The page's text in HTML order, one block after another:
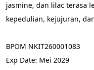
jasmine, dan lilac terasa
kepedulian, kejujuran,
BPOM NKIT260001083
Exp Date: Mei 2029